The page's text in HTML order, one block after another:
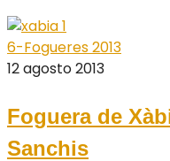
6-Fogueres 2013
12 agosto 2013
Foguera de
Sanchis